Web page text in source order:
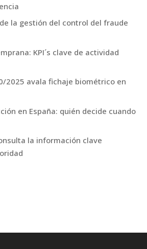
la gestión del control del fraude
KPI´s clave de actividad
2025 avala fichaje biométrico en
en España: quién decide cuando
la información clave